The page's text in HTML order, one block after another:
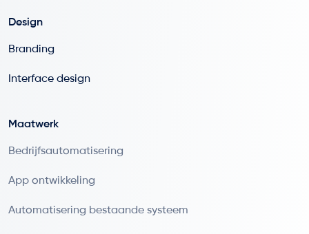
Design
Branding
Interface design
Maatwerk
Bedrijfsautomatisering
App ontwikkeling
Automatisering bestaande systeem